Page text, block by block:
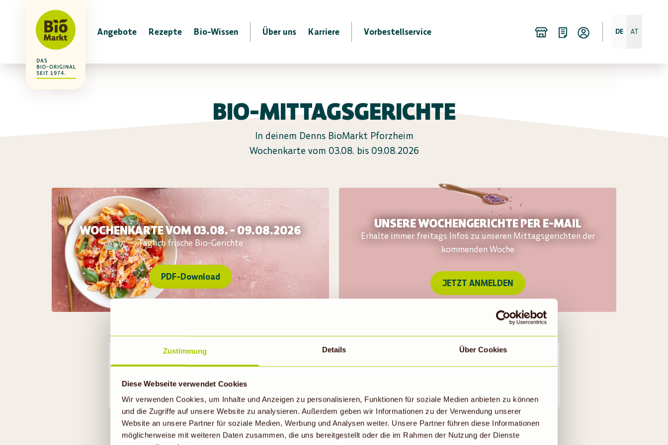
Zustimmung Details Über Cookies
Diese Webseite verwendet Cookies
Wir verwenden Cookies, um Inhalte und Anzeigen zu personalisieren, Funktionen für soziale Medien anbieten zu können
und die Zugriffe auf unsere Website zu analysieren. Außerdem geben wir Informationen zu der Verwendung unserer
Website an unsere Partner für soziale Medien, Werbung und Analysen weiter. Unsere Partner führen diese Informationen
möglicherweise mit weiteren Daten zusammen, die uns bereitgestellt oder die im Rahmen der Nutzung der Dienste
Angebote Rezepte Bio-Wissen Über uns Karriere Vorbestellservice DE AT
BIO-MITTAGSGERICHTE
In deinem Denns BioMarkt Pforzheim
Wochenkarte vom 03.08. bis 09.08.2026
WOCHENKARTE VOM 03.08. - 09.08.2026
Täglich frische Bio-Gerichte
PDF-Download
UNSERE WOCHENGERICHTE PER E-MAIL
Erhalte immer freitags Infos zu unseren Mittagsgerichten der
kommenden Woche
JETZT ANMELDEN
HEUTE
07.08.2026
Erbsen-Kokosragout
mit Ananas, Sellerie & Reis
Alle Preisangaben in Euro. Änderungen und Irrtümer vorbehalten. Nur solange der Vorrat reicht.